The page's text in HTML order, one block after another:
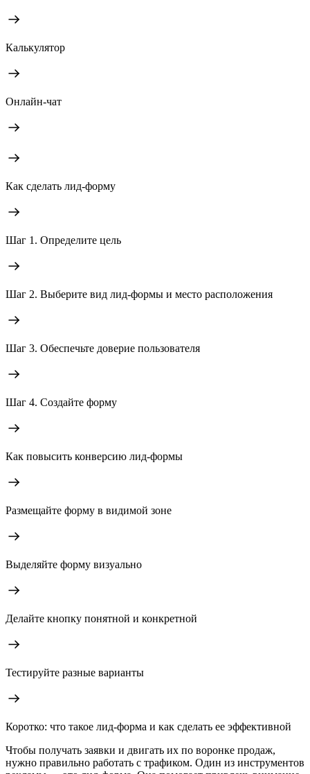
Калькулятор
Онлайн-чат
Как сделать лид-форму
Шаг 1. Определите цель
Шаг 2. Выберите вид лид-формы и место расположения
Шаг 3. Обеспечьте доверие пользователя
Шаг 4. Создайте форму
Как повысить конверсию лид-формы
Размещайте форму в видимой зоне
Выделяйте форму визуально
Делайте кнопку понятной и конкретной
Тестируйте разные варианты
Коротко: что такое лид-форма и как сделать ее эффективной
Чтобы получать заявки и двигать их по воронке продаж,
нужно правильно работать с трафиком. Один из инструментов